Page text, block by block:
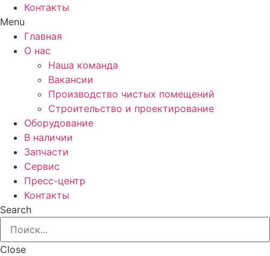
Контакты
Menu
Главная
О нас
Наша команда
Вакансии
Производство чистых помещений
Строительство и проектирование
Оборудование
В наличии
Запчасти
Сервис
Пресс-центр
Контакты
Search
Close